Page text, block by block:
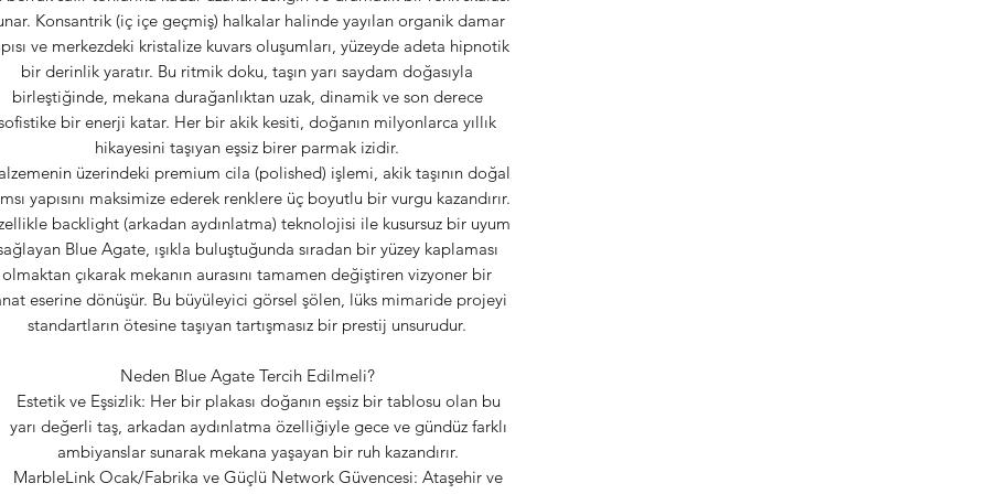
Konsantrik (iç içe geçmiş) halkalar halinde yayılan organik damar
ve merkezdeki kristalize kuvars oluşumları, yüzeyde adeta hipnotik
bir derinlik yaratır. Bu ritmik doku, taşın yarı saydam doğasıyla
birleştiğinde, mekana durağanlıktan uzak, dinamik ve son derece
bir enerji katar. Her bir akik kesiti, doğanın milyonlarca yıllık
hikayesini taşıyan eşsiz birer parmak izidir.
üzerindeki premium cila (polished) işlemi, akik taşının doğal
yapısını maksimize ederek renklere üç boyutlu bir vurgu kazandırır.
backlight (arkadan aydınlatma) teknolojisi ile kusursuz bir uyum
Blue Agate, ışıkla buluştuğunda sıradan bir yüzey kaplaması
olmaktan çıkarak mekanın aurasını tamamen değiştiren vizyoner bir
eserine dönüşür. Bu büyüleyici görsel şölen, lüks mimaride projeyi
standartların ötesine taşıyan tartışmasız bir prestij unsurudur.
Neden Blue Agate Tercih Edilmeli?
Estetik ve Eşsizlik: Her bir plakası doğanın eşsiz bir tablosu olan bu
yarı değerli taş, arkadan aydınlatma özelliğiyle gece ve gündüz farklı
ambiyanslar sunarak mekana yaşayan bir ruh kazandırır.
MarbleLink Ocak/Fabrika ve Güçlü Network Güvencesi: Ataşehir ve